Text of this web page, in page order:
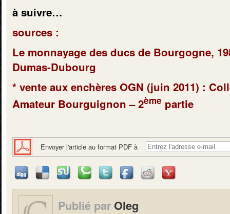
à suivre…
sources :
Le monnayage des ducs de Bourgogne,
Dumas-Dubourg
* vente aux enchères OGN (juin 2011) :
Amateur Bourguignon – 2ème partie
Envoyer l'article au format PDF à
Publié par Oleg